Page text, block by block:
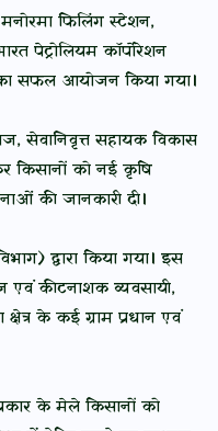
फिलिंग स्टेशन,
पेट्रोलियम कॉर्पोरेशन
सफल आयोजन किया गया।
सेवानिवृत्त सहायक विकास
किसानों को नई कृषि
की जानकारी दी।
द्वारा किया गया। इस
एवं कीटनाशक व्यवसायी,
के कई ग्राम प्रधान एवं
के मेले किसानों को